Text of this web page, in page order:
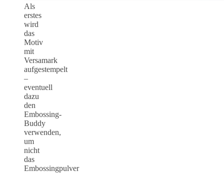
Als
erstes
wird
das
Motiv
mit
Versamark
aufgestempelt
–
eventuell
dazu
den
Embossing-
Buddy
verwenden,
um
nicht
das
Embossingpulver